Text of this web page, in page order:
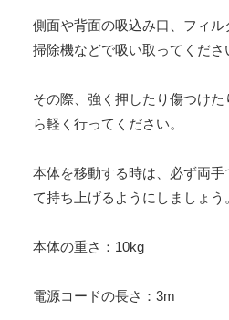
側面や背面の吸込み口、フィ
掃除機などで吸い取ってくださ
その際、強く押したり傷つけ
ら軽く行ってください。
本体を移動する時は、必ず両
て持ち上げるようにしましょう
本体の重さ：10kg
電源コードの長さ：3m